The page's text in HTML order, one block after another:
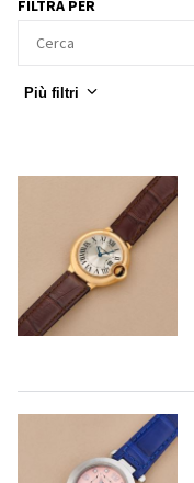
FILTRA PER
Più filtri